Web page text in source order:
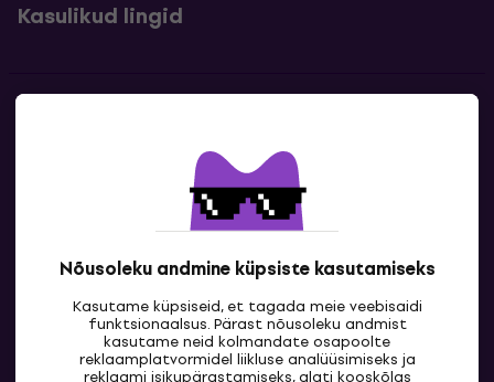
Nõusoleku andmine küpsiste kasutamiseks
Kasutame küpsiseid, et tagada meie veebisaidi
funktsionaalsus. Pärast nõusoleku andmist
kasutame neid kolmandate osapoolte
reklaamplatvormidel liikluse analüüsimiseks ja
reklaami isikupärastamiseks, alati kooskõlas
Kasulikud lingid
Kontaktandmed